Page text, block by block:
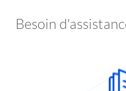
Besoin